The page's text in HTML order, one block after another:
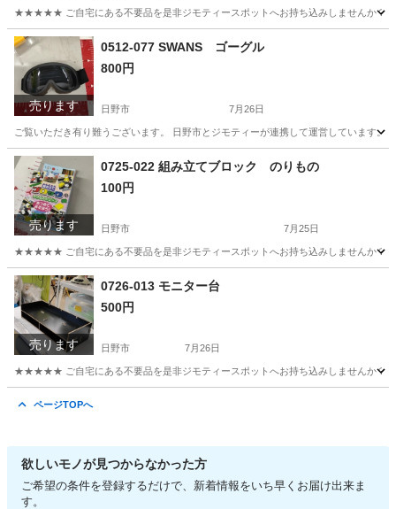
★★★★★ ご自宅にある不要品を是非ジモティースポットへお持ち込みしませんか？
東京 日野市
売ります
0512-077 SWANS ゴーグル
800円
日野市 7月26日
ご覧いただき有り難うございます。 日野市とジモティーが連携して運営していま
東京 日野市
売ります
0725-022 組み立てブロック のりもの
100円
日野市 7月25日
★★★★★ ご自宅にある不要品を是非ジモティースポットへお持ち込みしませんか？
東京 日野市
売ります
0726-013 モニター台
500円
日野市 7月26日
★★★★★ ご自宅にある不要品を是非ジモティースポットへお持ち込みしませんか？
ページTOPへ
欲しいモノが見つからなかった方
ご希望の条件を登録するだけで、新着情報をいち早くお届け出来ま
す。